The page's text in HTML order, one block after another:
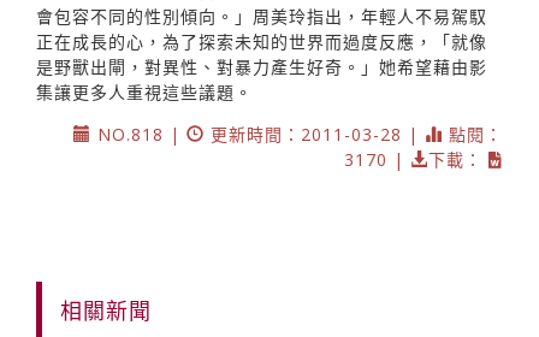
會包容不同的性別傾向。」周美玲指出，年輕人不易駕馭
正在成長的心，為了探索未知的世界而過度反應，「就像
是野獸出閘，對異性、對暴力產生好奇。」她希望藉由影
集讓更多人重視這些議題。
NO.818 |
更新時間：2011-03-28 |
點閱：
3170 |
下載：
相關新聞